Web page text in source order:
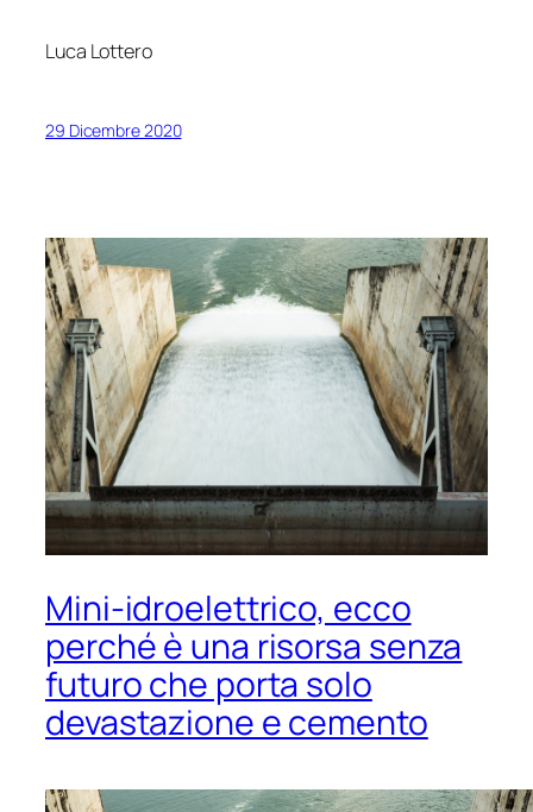
Luca Lottero
29 Dicembre 2020
Mini-idroelettrico, ecco
perché è una risorsa senza
futuro che porta solo
devastazione e cemento